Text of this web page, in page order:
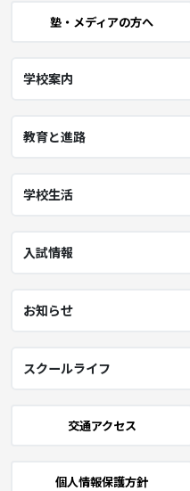
塾・メディアの方へ
学校案内
教育と進路
学校生活
入試情報
お知らせ
スクールライフ
交通アクセス
個人情報保護方針